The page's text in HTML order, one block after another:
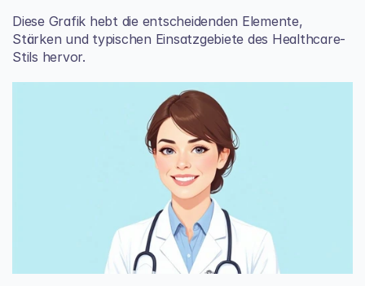
Diese Grafik hebt die entscheidenden Elemente,
Stärken und typischen Einsatzgebiete des Healthcare-
Stils hervor.